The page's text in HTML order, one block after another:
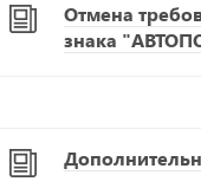
Отмена
знака